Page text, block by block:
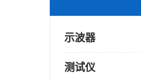
示波器
测试仪